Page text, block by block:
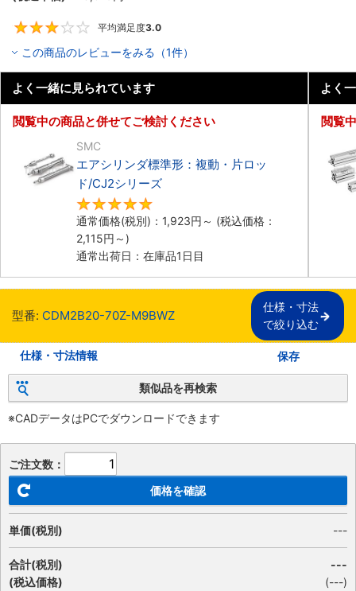
平均満足度3.0
この商品のレビューをみる（1件）
よく一緒に見られています
閲覧中の商品と併せてご検討ください
SMC
エアシリンダ標準形：複動・片ロッ
ド/CJ2シリーズ
通常価格(税別)： 1,923円 ～ (税込価格：
2,115円 ～)
通常出荷日：在庫品1日目
よく
閲覧
型番: CDM2B20-70Z-M9BWZ
仕様・寸法
で絞り込む
仕様・寸法情報 保存
類似品を再検索
※CADデータはPCでダウンロードできます
ご注文数：
価格を確認
単価(税別) ---
合計(税別)
(税込価格)
---
(---)